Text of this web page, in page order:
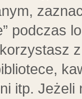
podczas
itp.